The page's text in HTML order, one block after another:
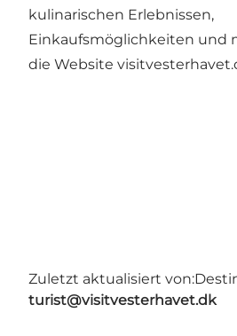
kulinarischen Erlebnissen,
Einkaufsmöglichkeiten und
die Website
Zuletzt aktualisiert von:
turist@visitvesterhavet.dk